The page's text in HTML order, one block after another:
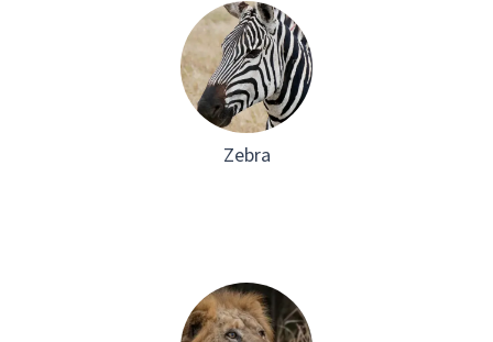
Zebra